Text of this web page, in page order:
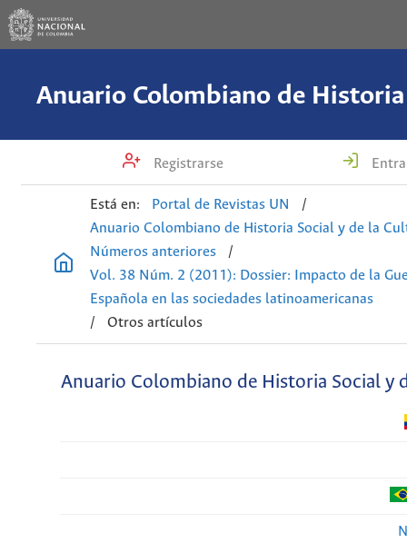
Registrarse
Está en: Portal de Revistas UN
/
Anuario Colombiano de Historia Social y de la
Números anteriores
/
Vol. 38 Núm. 2 (2011): Dossier: Impacto de la
Española en las sociedades latinoamericanas
/
Otros artículos
Anuario Colombiano de Historia Social y